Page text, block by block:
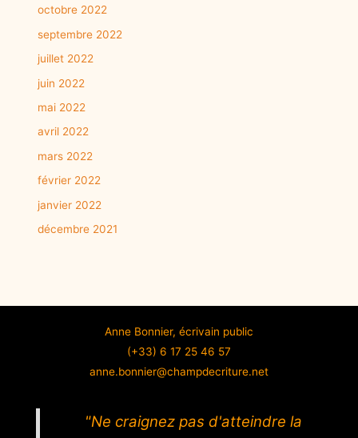
octobre 2022
septembre 2022
juillet 2022
juin 2022
mai 2022
avril 2022
mars 2022
février 2022
janvier 2022
décembre 2021
Anne Bonnier, écrivain public
(+33) 6 17 25 46 57
anne.bonnier@champdecriture.net
"Ne craignez pas d'atteindre la